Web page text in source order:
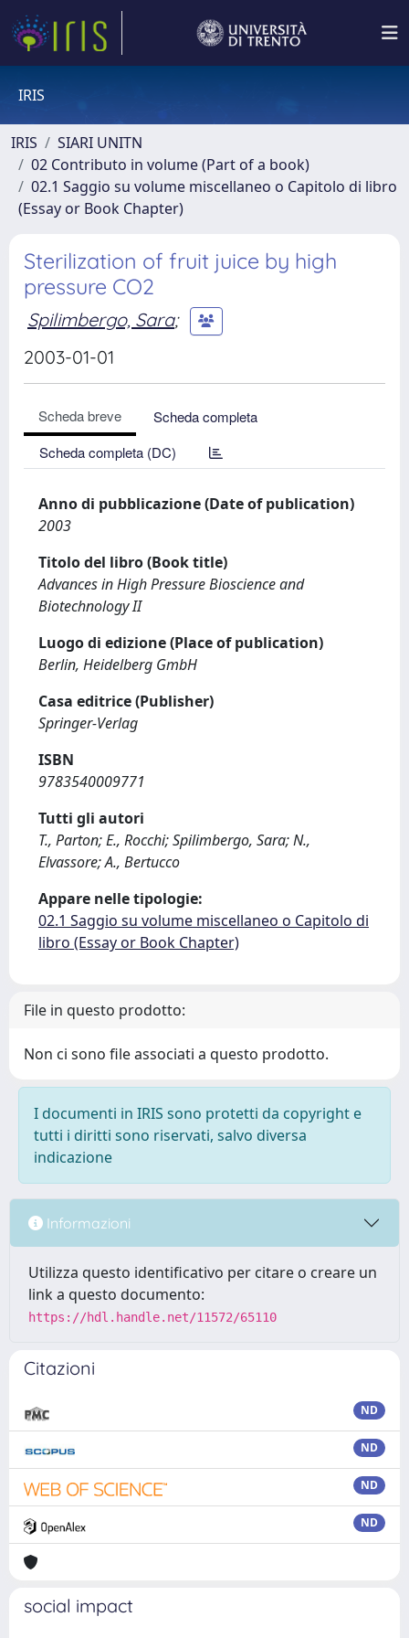
IRIS
IRIS
SIARI UNITN
02 Contributo in volume (Part of a book)
02.1 Saggio su volume miscellaneo o Capitolo di libro
(Essay or Book Chapter)
Sterilization of fruit juice by high
pressure CO2
Spilimbergo, Sara;
2003-01-01
Scheda breve
Scheda completa
Scheda completa (DC)
Anno di pubblicazione (Date of publication)
2003
Titolo del libro (Book title)
Advances in High Pressure Bioscience and
Biotechnology II
Luogo di edizione (Place of publication)
Berlin, Heidelberg GmbH
Casa editrice (Publisher)
Springer-Verlag
ISBN
9783540009771
Tutti gli autori
T., Parton; E., Rocchi; Spilimbergo, Sara; N.,
Elvassore; A., Bertucco
Appare nelle tipologie:
02.1 Saggio su volume miscellaneo o Capitolo di
libro (Essay or Book Chapter)
File in questo prodotto:
Non ci sono file associati a questo prodotto.
I documenti in IRIS sono protetti da copyright e
tutti i diritti sono riservati, salvo diversa
indicazione
Informazioni
Utilizza questo identificativo per citare o creare un
link a questo documento:
https://hdl.handle.net/11572/65110
Citazioni
ND
ND
ND
ND
social impact